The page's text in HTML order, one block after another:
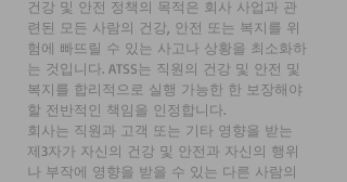
건강 및 안전 정책의 목적은 회사 사업과 관
련된 모든 사람의 건강, 안전 또는 복지를 위
험에 빠뜨릴 수 있는 사고나 상황을 최소화하
는 것입니다. ATSS는 직원의 건강 및 안전 및
복지를 합리적으로 실행 가능한 한 보장해야
할 전반적인 책임을 인정합니다.
회사는 직원과 고객 또는 기타 영향을 받는
제3자가 자신의 건강 및 안전과 자신의 행위
나 부작에 영향을 받을 수 있는 다른 사람의